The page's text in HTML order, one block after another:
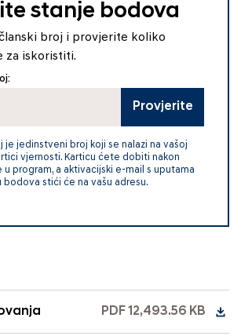
stanje bodova
broj i provjerite koliko
za iskoristiti.
Provjerite
je jedinstveni broj koji se nalazi na vašoj
vjernosti. Karticu ćete dobiti nakon
u program, a aktivacijski e-mail s uputama
bodova stići će na vašu adresu.
PDF 12,493.56 KB